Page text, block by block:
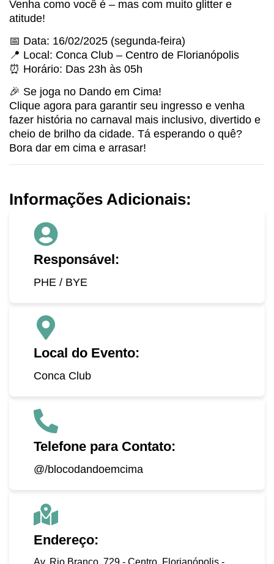
Venha como você é – mas com muito glitter e
atitude!
📅 Data: 16/02/2025 (segunda-feira)
📍 Local: Conca Club – Centro de Florianópolis
⏰ Horário: Das 23h às 05h
🎉 Se joga no Dando em Cima!
Clique agora para garantir seu ingresso e venha
fazer história no carnaval mais inclusivo, divertido e
cheio de brilho da cidade. Tá esperando o quê?
Bora dar em cima e arrasar!
Informações Adicionais:
Responsável:
PHE / BYE
Local do Evento:
Conca Club
Telefone para Contato:
@/blocodandoemcima
Endereço:
Av. Rio Branco, 729 - Centro, Florianópolis -